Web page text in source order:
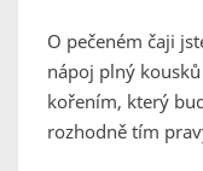
O pečeném čaji
nápoj plný
kořením, který
rozhodně tím